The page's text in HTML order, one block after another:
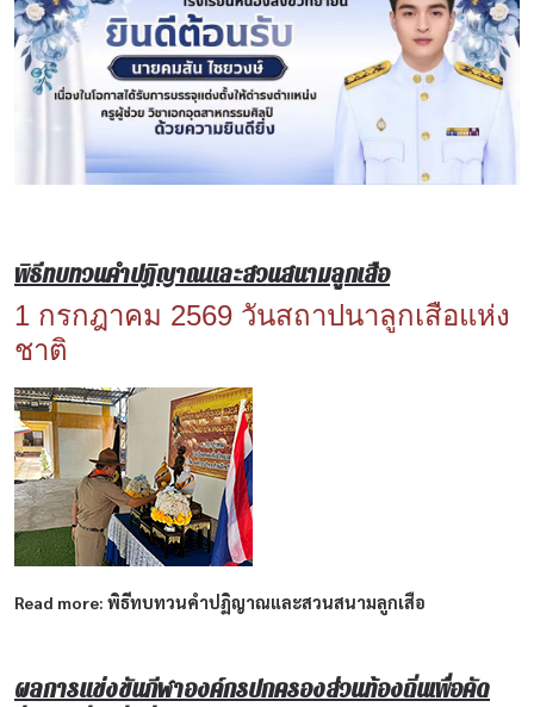
พิธีทบทวนคำปฏิญาณและสวนสนามลูกเสือ
1 กรกฎาคม 2569 วันสถาปนาลูกเสือแห่ง
ชาติ
Read more: พิธีทบทวนคำปฏิญาณและสวนสนามลูกเสือ
ผลการแข่งขันกีฬาองค์กรปกครองส่วนท้องถิ่นเพื่อคัด